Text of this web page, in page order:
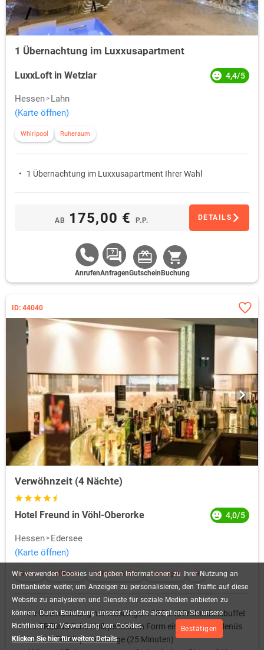
Wir verwenden Cookies und geben Informationen zu Ihrer Nutzung an
Drittanbieter weiter, um Anzeigen zu personalisieren, den Traffic auf diese
Website zu analysieren und Dienste für soziale Medien anbieten zu
können. Durch Benutzung unserer Website akzeptieren Sie unsere
Richtlinien zur Verwendung von Cookies.
Klicken Sie hier für weitere Details
Bestätigen
1 Übernachtung im Luxxusapartment
LuxxLoft in Wetzlar 4,4/5
Hessen
Lahn
(Karte öffnen)
Whirlpool Ruheraum
1 Übernachtung im Luxxusapartment Ihrer Wahl
AB 175,00 € P.P. DETAILS
AnrufenAnfragenGutschein Buchung
ID: 44040
Verwöhnzeit (4 Nächte)
Hotel Freund in Vöhl-Oberorke 4,0/5
Hessen
Edersee
(Karte öffnen)
Sauna Hallenbad Wellness & SPA Massagen +9
4 x Übernachtung mit vielseitigem FREUNDFrühstücksbuffet
4 x FREUND’liche Halbpension in Form eines 4-Gang-Menüs
1x Vital-Teilkörpermassage (25 Minuten)